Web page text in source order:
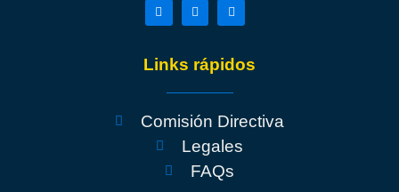
Links rápidos
Comisión Directiva
Legales
FAQs